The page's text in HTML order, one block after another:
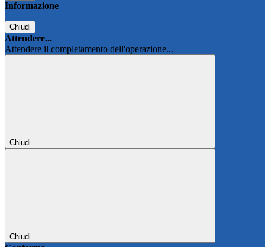
Informazione
Chiudi
Attendere...
Attendere il completamento dell'operazione...
Chiudi
Chiudi